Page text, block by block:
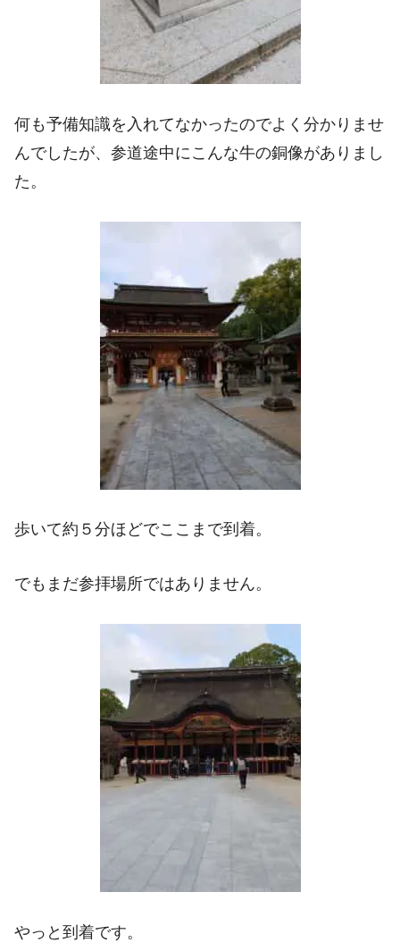
何も予備知識を入れてなかったのでよく分かりませ
んでしたが、参道途中にこんな牛の銅像がありまし
た。
歩いて約５分ほどでここまで到着。
でもまだ参拝場所ではありません。
やっと到着です。